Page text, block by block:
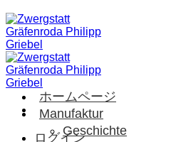
Skip
to
content
ログイン
ホームページ
Manufaktur
Geschichte